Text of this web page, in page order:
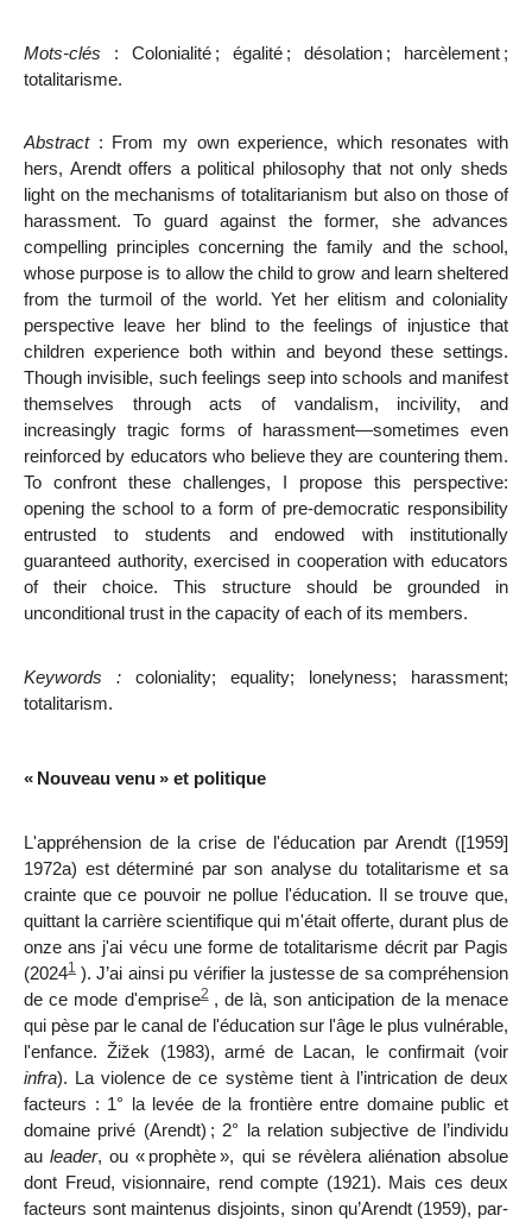
Mots-clés : Colonialité ; égalité ; désolation ; harcèlement ;
totalitarisme.
Abstract: From my own experience, which resonates with
hers, Arendt offers a political philosophy that not only sheds
light on the mechanisms of totalitarianism but also on those of
harassment. To guard against the former, she advances
compelling principles concerning the family and the school,
whose purpose is to allow the child to grow and learn sheltered
from the turmoil of the world. Yet her elitism and coloniality
perspective leave her blind to the feelings of injustice that
children experience both within and beyond these settings.
Though invisible, such feelings seep into schools and manifest
themselves through acts of vandalism, incivility, and
increasingly tragic forms of harassment—sometimes even
reinforced by educators who believe they are countering them.
To confront these challenges, I propose this perspective:
opening the school to a form of pre-democratic responsibility
entrusted to students and endowed with institutionally
guaranteed authority, exercised in cooperation with educators
of their choice. This structure should be grounded in
unconditional trust in the capacity of each of its members.
Keywords : coloniality; equality; lonelyness; harassment;
totalitarism.
« Nouveau venu» et politique
L'appréhension de la crise de l'éducation par Arendt ([1959]
1972a) est déterminé par son analyse du totalitarisme et sa
crainte que ce pouvoir ne pollue l'éducation. Il se trouve que,
quittant la carrière scientifique qui m'était offerte, durant plus de
onze ans j'ai vécu une forme de totalitarisme décrit par Pagis
(20241 ). J’ai ainsi pu vérifier la justesse de sa compréhension
de ce mode d'emprise2 , de là, son anticipation de la menace
qui pèse par le canal de l'éducation sur l'âge le plus vulnérable,
l'enfance.Žižek (1983), armé de Lacan, le confirmait (voir
infra). La violence de ce système tient à l’intrication de deux
facteurs : 1° la levée de la frontière entre domaine public et
domaine privé (Arendt) ; 2° la relation subjective de l’individu
auleader, ou « prophète», qui se révèlera aliénation absolue
dont Freud, visionnaire, rend compte (1921). Mais ces deux
facteurs sont maintenus disjoints, sinon qu’Arendt (1959), par-